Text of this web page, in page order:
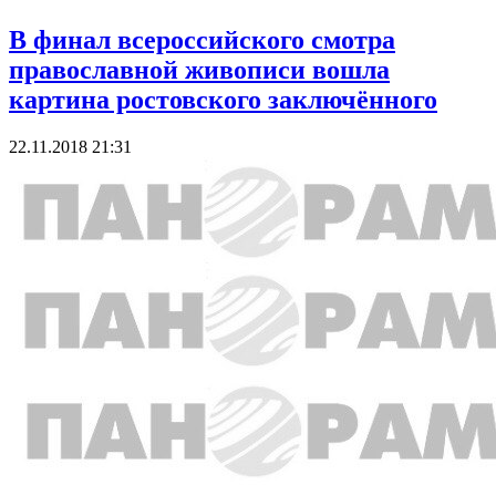
В финал всероссийского смотра
православной живописи вошла
картина ростовского заключённого
22.11.2018 21:31